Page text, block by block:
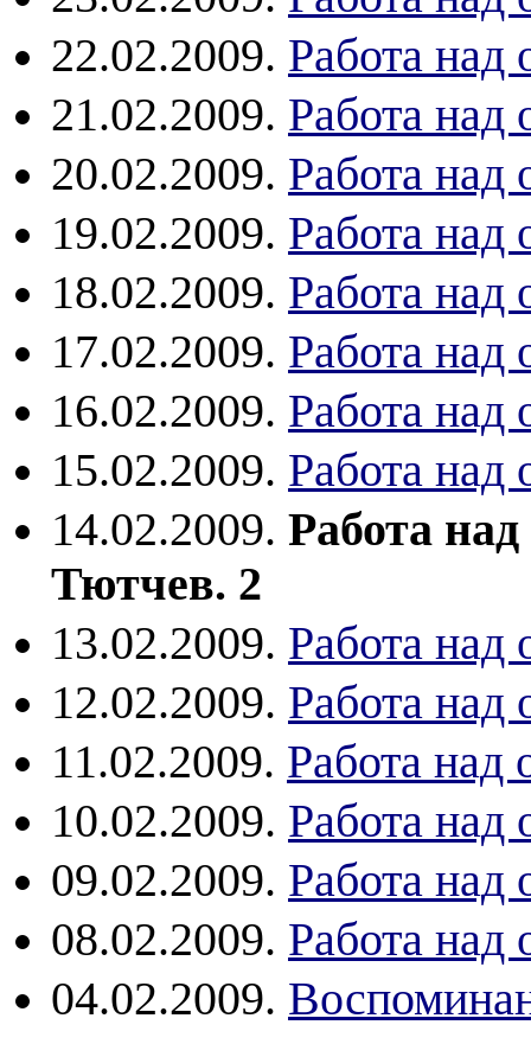
22.02.2009. Работа
21.02.2009. Работа
20.02.2009. Работа
19.02.2009. Работа
18.02.2009. Работа
17.02.2009. Работа
16.02.2009. Работа
15.02.2009. Работа
14.02.2009. Работа
Тютчев. 2
13.02.2009. Работа
12.02.2009. Работа
11.02.2009. Работа
10.02.2009. Работа
09.02.2009. Работа
08.02.2009. Работа
04.02.2009.